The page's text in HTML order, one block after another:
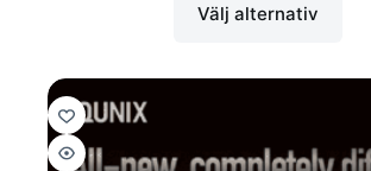
Välj alternativ